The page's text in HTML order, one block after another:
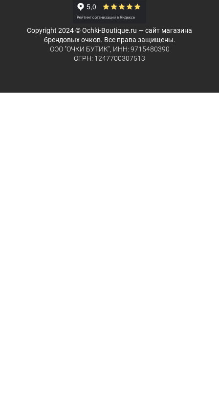
Copyright 2024 © Ochki-Boutique.ru — сайт магазина
брендовых очков. Все права защищены.
ООО "ОЧКИ БУТИК", ИНН: 9715480390
ОГРН: 1247700307513